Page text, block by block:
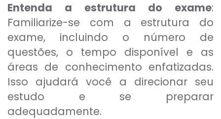
Entenda a estrutura do exame:
Familiarize-se com a estrutura do
exame, incluindo o número de
questões, o tempo disponível e as
áreas de conhecimento enfatizadas.
Isso ajudará você a direcionar seu
estudo e se preparar
adequadamente.